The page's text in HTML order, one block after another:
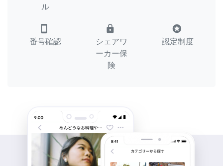
ル
smartphone
番号確認
lock
シェアワ
ーカー保
険
stars
認定制度